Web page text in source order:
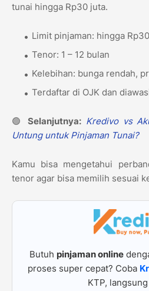
tunai hingga Rp30 juta.
Limit pinjaman: hingga
Tenor: 1 – 12 bulan
Kelebihan: bunga rendah,
Terdaftar di OJK dan
🟢 Selanjutnya: Kredivo vs
Untung untuk Pinjaman Tunai?
Kamu bisa mengetahui
tenor agar bisa memilih sesuai
Butuh pinjaman online
proses super cepat? Coba
KTP,